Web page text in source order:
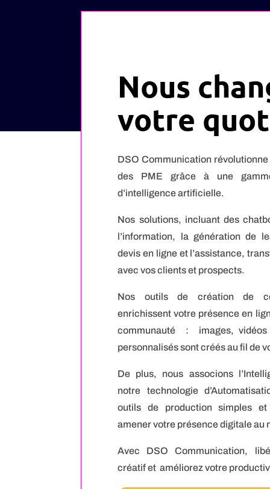
Nous
votre
DSO Communication révolutionne
des PME grâce à une
d’intelligence artificielle.
Nos solutions, incluant des
l’information, la génération de
devis en ligne et l’assistance,
avec vos clients et prospects.
Nos outils de création de
enrichissent votre présence en
communauté : images,
personnalisés sont créés au fil de
De plus, nous associons
notre technologie
outils de production simples
amener votre présence digitale au
Avec DSO Communication,
créatif et améliorez votre